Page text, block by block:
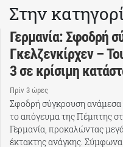
Στην
Γερμανία: Σφοδρή
Γκελζενκίρχεν –
3 σε κρίσιμη
Πρίν 3 ώρες
Σφοδρή σύγκρουση
το απόγευμα της Πέμπτης
Γερμανία, προκαλώντας
έκτακτης ανάγκης.